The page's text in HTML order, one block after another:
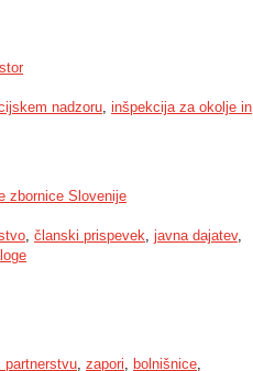
nadzoru, inšpekcija za okolje in
zbornice Slovenije
, članski prispevek, javna dajatev,
partnerstvu, zapori, bolnišnice,